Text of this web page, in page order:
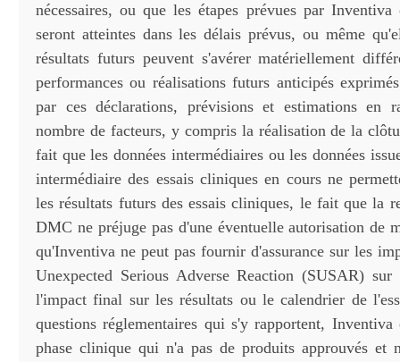
nécessaires, ou que les étapes prévues par Inventiva
seront atteintes dans les délais prévus, ou même
résultats futurs peuvent s'avérer matériellement
performances ou réalisations futurs anticipés
par ces déclarations, prévisions et estimations en
nombre de facteurs, y compris la réalisation de la
fait que les données intermédiaires ou les données
intermédiaire des essais cliniques en cours ne
les résultats futurs des essais cliniques, le fait que la
DMC ne préjuge pas d'une éventuelle autorisation de
qu'Inventiva ne peut pas fournir d'assurance sur les
Unexpected Serious Adverse Reaction (SUSAR)
l'impact final sur les résultats ou le calendrier de
questions réglementaires qui s'y rapportent, Inventiva
phase clinique qui n'a pas de produits approuvés et